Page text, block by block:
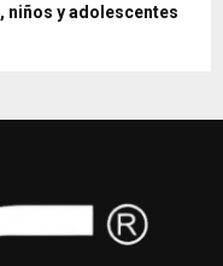
niños y adolescentes